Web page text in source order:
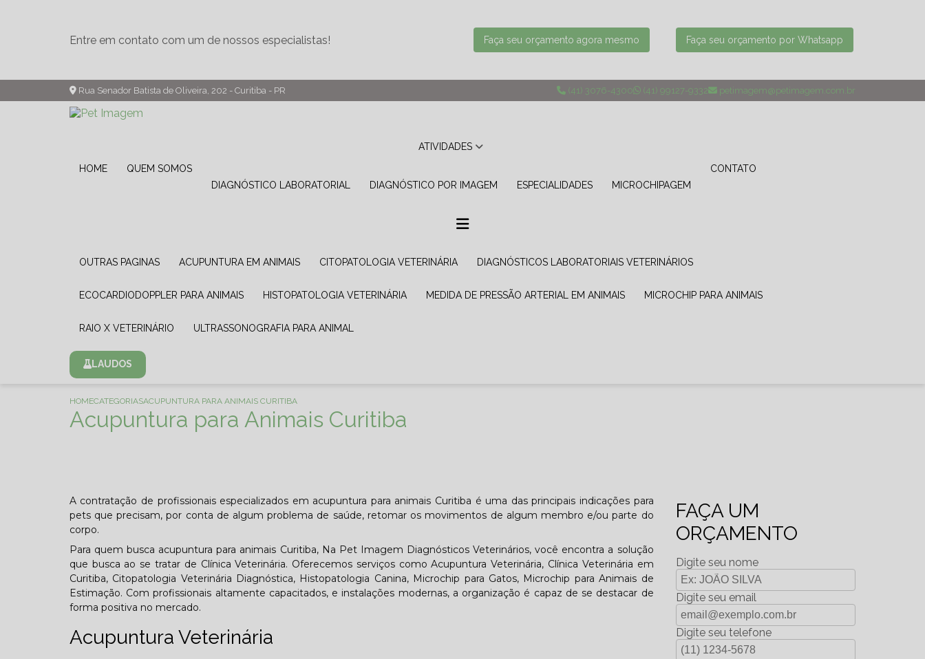
Entre em contato com um de nossos especialistas! Faça seu orçamento agora mesmo Faça seu orçamento por Whatsapp
Rua Senador Batista de Oliveira, 202 - Curitiba - PR (41) 3076-4300 (41) 99127-9332 petimagem@petimagem.com.br
HOME QUEM SOMOS
ATIVIDADES
DIAGNÓSTICO LABORATORIAL DIAGNÓSTICO POR IMAGEM ESPECIALIDADES MICROCHIPAGEM
CONTATO
OUTRAS PAGINAS ACUPUNTURA EM ANIMAIS CITOPATOLOGIA VETERINÁRIA DIAGNÓSTICOS LABORATORIAIS VETERINÁRIOS
ECOCARDIODOPPLER PARA ANIMAIS HISTOPATOLOGIA VETERINÁRIA MEDIDA DE PRESSÃO ARTERIAL EM ANIMAIS MICROCHIP PARA ANIMAIS
RAIO X VETERINÁRIO ULTRASSONOGRAFIA PARA ANIMAL
LAUDOS
HOMECATEGORIASACUPUNTURA PARA ANIMAIS CURITIBA
Acupuntura para Animais Curitiba
A contratação de profissionais especializados em acupuntura para animais Curitiba é uma das principais indicações para
pets que precisam, por conta de algum problema de saúde, retomar os movimentos de algum membro e/ou parte do
corpo.
Para quem busca acupuntura para animais Curitiba, Na Pet Imagem Diagnósticos Veterinários, você encontra a solução
que busca ao se tratar de Clínica Veterinária. Oferecemos serviços como Acupuntura Veterinária, Clínica Veterinária em
Curitiba, Citopatologia Veterinária Diagnóstica, Histopatologia Canina, Microchip para Gatos, Microchip para Animais de
Estimação. Com profissionais altamente capacitados, e instalações modernas, a organização é capaz de se destacar de
forma positiva no mercado.
Acupuntura Veterinária
FAÇA UM
ORÇAMENTO
Digite seu nome
Digite seu email
Digite seu telefone